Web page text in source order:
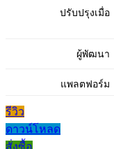
ปรับปรุงเมื่อ
ผู้พัฒนา
แพลตฟอร์ม
รีวิว
ดาวน์โหลด
สั่งซื้อ